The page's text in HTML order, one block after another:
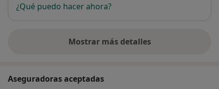
¿Qué puedo hacer ahora?
Mostrar más detalles
sobre la dirección
Aseguradoras aceptadas